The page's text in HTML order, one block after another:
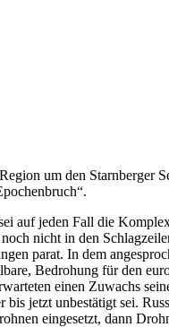
um den Starnberger
auf jeden Fall die
nicht in den
parat. In dem
Bedrohung für den
einen Zuwachs
jetzt unbestätigt sei.
eingesetzt, dann